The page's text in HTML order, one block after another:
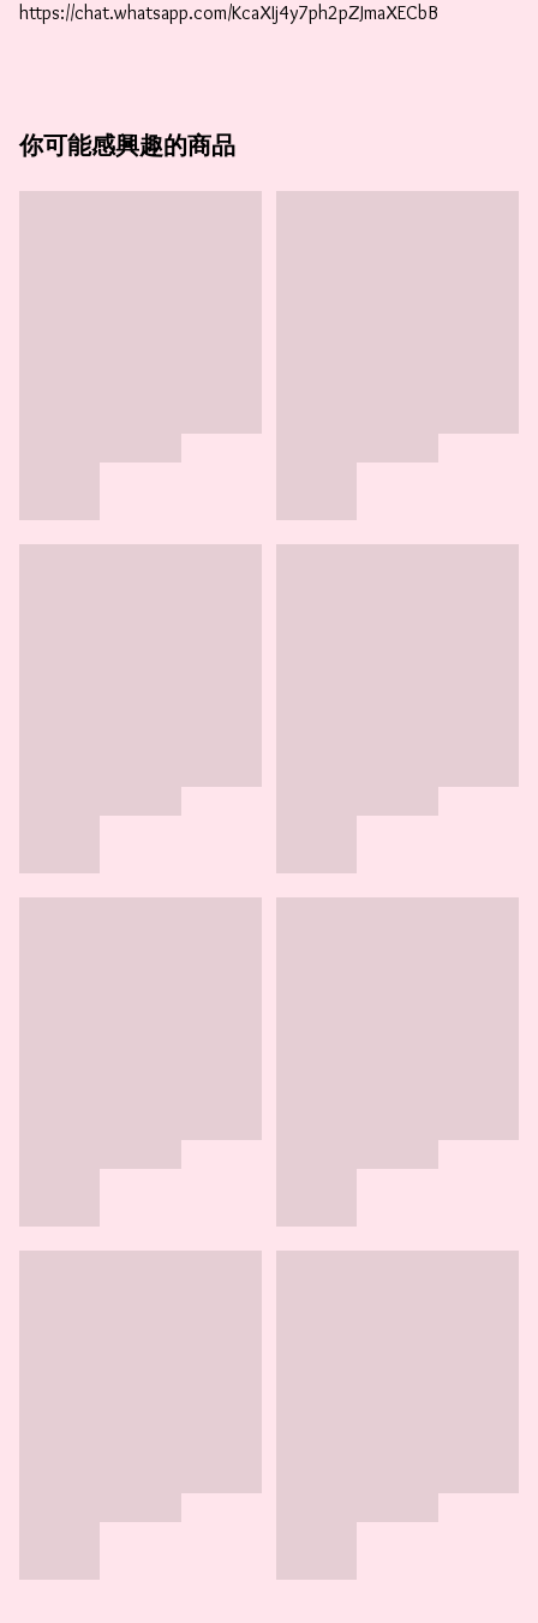
https://chat.whatsapp.com/KcaXIj4y7ph2pZJmaXECbB
你可能感興趣的商品